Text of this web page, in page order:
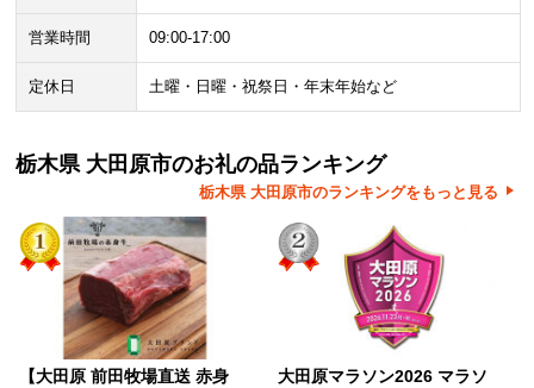
営業時間 09:00-17:00
定休日 土曜・日曜・祝祭日・年末年始など
栃木県 大田原市のお礼の品ランキング
栃木県 大田原市のランキングをもっと見る
【大田原 前田牧場直送 赤身
大田原マラソン2026 マラソ